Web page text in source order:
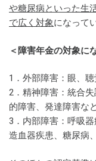
や糖尿病といった生
で広く対象になって
＜障害年金の対象に
1．外部障害：眼、
2．精神障害：統合
的障害、発達障害な
3．内部障害：呼吸
造血器疾患、糖尿病